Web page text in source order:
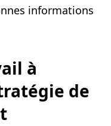
informations
à
de